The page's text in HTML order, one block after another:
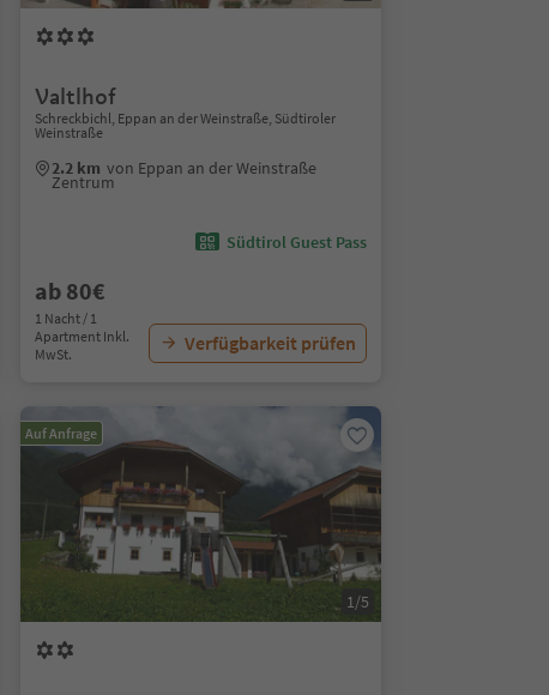
Valtlhof
Schreckbichl, Eppan an der Weinstraße, Südtiroler
Weinstraße
2.2 km von Eppan an der Weinstraße
Zentrum
Südtirol Guest Pass
ab 80€
1 Nacht / 1
Apartment Inkl.
MwSt.
Verfügbarkeit prüfen
Auf Anfrage
1/5